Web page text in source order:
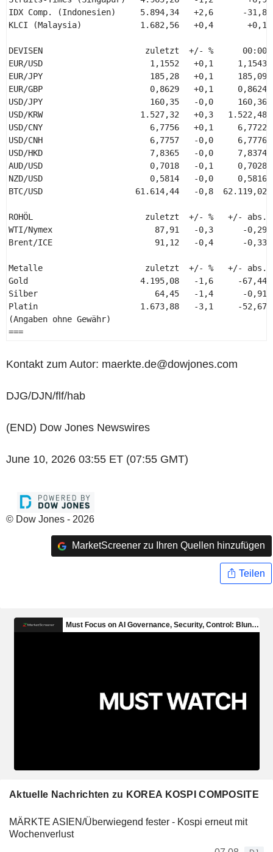
IDX Comp. (Indonesien)     5.894,34   +2,6      -
KLCI (Malaysia)            1.682,56   +0,4
DEVISEN                     zuletzt  +/- %      00:00
EUR/USD                      1,1552   +0,1
EUR/JPY                      185,28   +0,1
EUR/GBP                      0,8629   +0,1
USD/JPY                      160,35   -0,0
USD/KRW                    1.527,32   +0,3
USD/CNY                      6,7756   +0,1
USD/CNH                      6,7757   -0,0
USD/HKD                      7,8365   -0,0
AUD/USD                      0,7018   -0,1
NZD/USD                      0,5814   -0,0
BTC/USD                   61.614,44   -0,8
ROHÖL                       zuletzt  +/- %   +/- abs.
WTI/Nymex                     87,91   -0,3      -
Brent/ICE                     91,12   -0,4      -
Metalle                     zuletzt  +/- %   +/- abs.
Gold                       4.195,08   -1,6     -67,44
Silber                        64,45   -1,4      -
Platin                     1.673,88   -3,1     -52,67
(Angaben ohne Gewähr)
===
Kontakt zum Autor: maerkte.de@dowjones.com
DJG/DJN/flf/hab
(END) Dow Jones Newswires
June 10, 2026 03:55 ET (07:55 GMT)
© Dow Jones - 2026
MarketScreener zu Ihren Quellen hinzufügen
Teilen
Aktuelle Nachrichten zu KOREA KOSPI COMPOSITE
MÄRKTE ASIEN/Überwiegend fester - Kospi erneut mit
Wochenverlust